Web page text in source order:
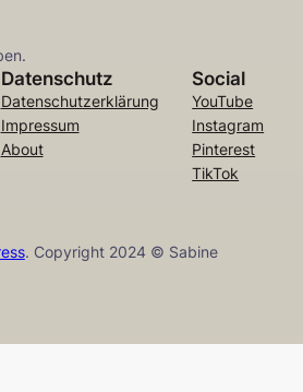
Datenschutz
Datenschutzerklärung
Impressum
About
Social
YouTube
Instagram
Pinterest
TikTok
. Copyright 2024 © Sabine